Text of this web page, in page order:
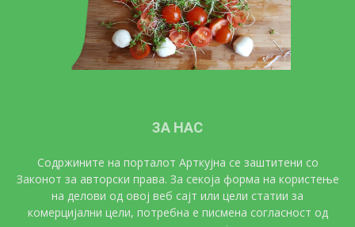
ЗА НАС
Содржините на порталот Арткујна се заштитени со
Законот за авторски права. За секоја форма на користење
на делови од овој веб сајт или цели статии за
комерцијални цели, потребна е писмена согласност од